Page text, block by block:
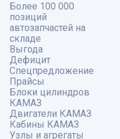
Более 100 000
позиций
автозапчастей на
складе
Выгода
Дефицит
Спецпредложение
Прайсы
Блоки цилиндров
КАМАЗ
Двигатели КАМАЗ
Кабины КАМАЗ
Узлы и агрегаты